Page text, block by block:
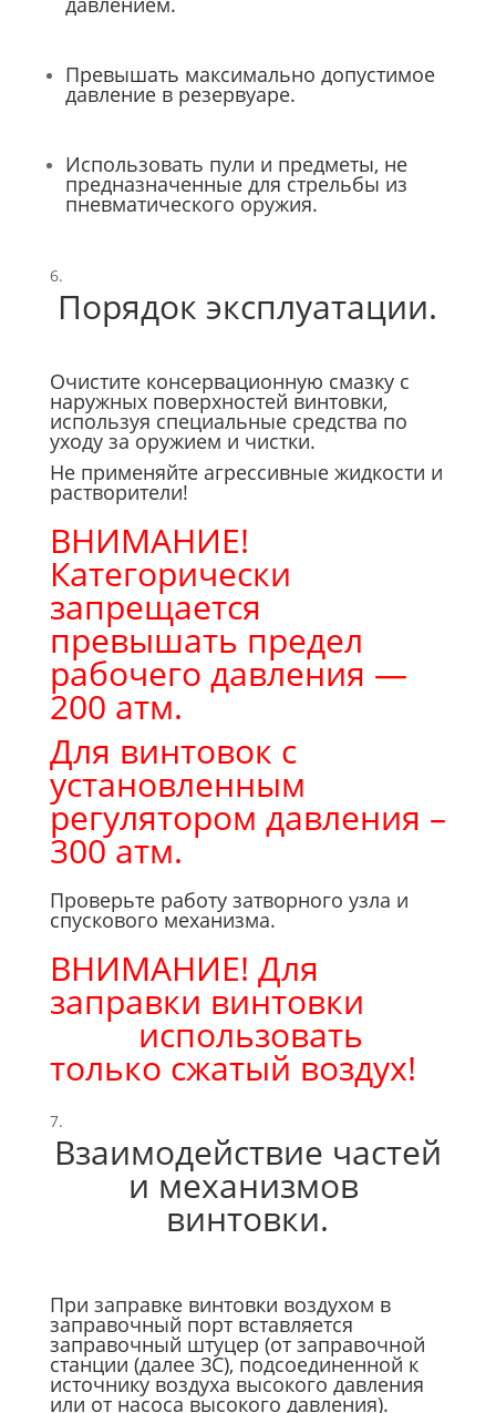
Превышать максимально допустимое
давление в резервуаре.
Использовать пули и предметы, не
предназначенные для стрельбы из
пневматического оружия.
Порядок эксплуатации.
Очистите консервационную смазку с
наружных поверхностей винтовки,
используя специальные средства по
уходу за оружием и чистки.
Не применяйте агрессивные жидкости и
растворители!
ВНИМАНИЕ!
Категорически
запрещается
превышать предел
рабочего давления —
200 атм.
Для винтовок с
установленным
регулятором давления –
300 атм.
Проверьте работу затворного узла и
спускового механизма.
ВНИМАНИЕ! Для
заправки винтовки
использовать
только сжатый воздух!
Взаимодействие частей
и механизмов
винтовки.
При заправке винтовки воздухом в
заправочный порт вставляется
заправочный штуцер (от заправочной
станции (далее ЗС), подсоединенной к
источнику воздуха высокого давления
или от насоса высокого давления).